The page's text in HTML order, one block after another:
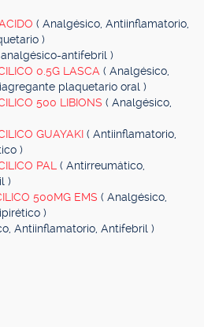
( Analgésico, Antiinflamatorio,
)
antifebril )
0.5G LASCA ( Analgésico,
plaquetario oral )
500 LIBIONS ( Analgésico,
GUAYAKI ( Antiinflamatorio,
)
PAL ( Antirreumático,
)
500MG EMS ( Analgésico,
)
Antiinflamatorio, Antifebril )